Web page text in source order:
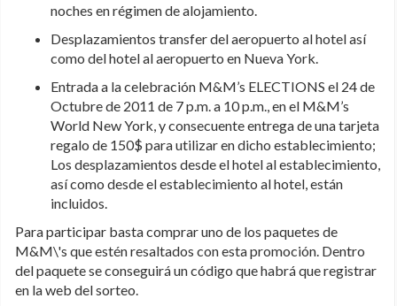
noches en régimen de alojamiento.
Desplazamientos transfer del aeropuerto al hotel así
como del hotel al aeropuerto en Nueva York.
Entrada a la celebración M&M’s ELECTIONS el 24 de
Octubre de 2011 de 7 p.m. a 10 p.m., en el M&M’s
World New York, y consecuente entrega de una tarjeta
regalo de 150$ para utilizar en dicho establecimiento;
Los desplazamientos desde el hotel al establecimiento,
así como desde el establecimiento al hotel, están
incluidos.
Para participar basta comprar uno de los paquetes de
M&M\'s que estén resaltados con esta promoción. Dentro
del paquete se conseguirá un código que habrá que registrar
en la web del sorteo.